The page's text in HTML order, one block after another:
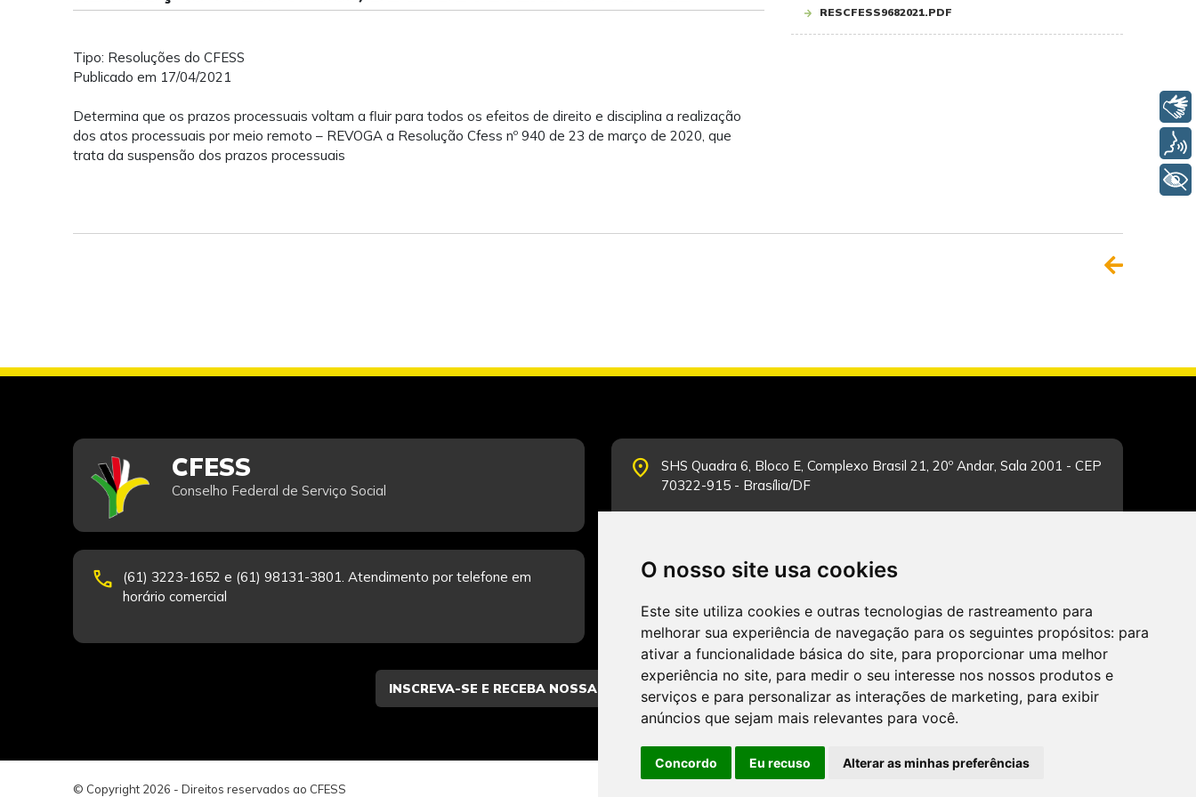
O nosso site usa cookies
Este site utiliza cookies e outras tecnologias de rastreamento para
melhorar sua experiência de navegação para os seguintes propósitos: para
ativar a funcionalidade básica do site, para proporcionar uma melhor
experiência no site, para medir o seu interesse nos nossos produtos e
serviços e para personalizar as interações de marketing, para exibir
anúncios que sejam mais relevantes para você.
Concordo Eu recuso Alterar as minhas preferências
Tipo: Resoluções do CFESS
Publicado em 17/04/2021
Determina que os prazos processuais voltam a fluir para todos os efeitos de direito e disciplina a realização
dos atos processuais por meio remoto – REVOGA a Resolução Cfess nº 940 de 23 de março de 2020, que
trata da suspensão dos prazos processuais
RESCFESS9682021.PDF
CFESS
Conselho Federal de Serviço Social
place
SHS Quadra 6, Bloco E, Complexo Brasil 21, 20º Andar, Sala 2001 - CEP
70322-915 - Brasília/DF
phone
(61) 3223-1652 e (61) 98131-3801. Atendimento por telefone em
horário comercial
schedule
Segunda-feira a Sexta-feira de 12h às 19h. Dúvidas e sugestões pelo
CADASTRAR
© Copyright 2026 - Direitos reservados ao CFESS